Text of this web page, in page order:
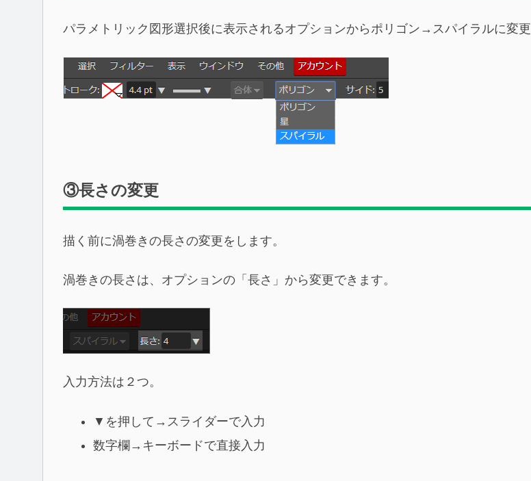
パラメトリック図形選択後に表示されるオプションからポリゴン→スパイラルに変更
③長さの変更
描く前に渦巻きの長さの変更をします。
渦巻きの長さは、オプションの「長さ」から変更できます。
入力方法は２つ。
▼を押して→スライダーで入力
数字欄→キーボードで直接入力